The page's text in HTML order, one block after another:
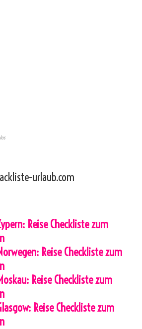
urlaub.com
Reise Checkliste zum
Reise Checkliste zum
Reise Checkliste zum
Reise Checkliste zum